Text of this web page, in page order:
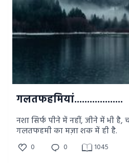
गलतफहमियां...................
नशा सिर्फ पीने में नहीं, जीने में भी है,
गलतफहमी का मज़ा शक में ही है.
0 0 1045